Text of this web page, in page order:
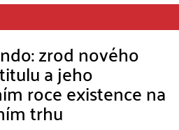
zrod nového
a jeho
roce existence na
trhu